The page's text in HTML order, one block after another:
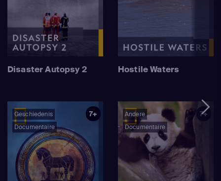
Disaster Autopsy 2 Hostile Waters
Geschiedenis
Documentaire
7+
Andere
Documentaire
7+